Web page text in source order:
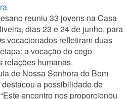
reuniu 33 jovens na Casa
dias 23 e 24 de junho, para
vocacionados refletiram duas
a vocação do cego
relações humanas.
de Nossa Senhora do Bom
a possibilidade de
encontro nos proporcionou